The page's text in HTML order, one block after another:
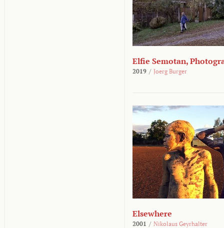
Elfie Semotan,
2019 / Joerg Burger
Elsewhere
2001 / Nikolaus Geyrhalter